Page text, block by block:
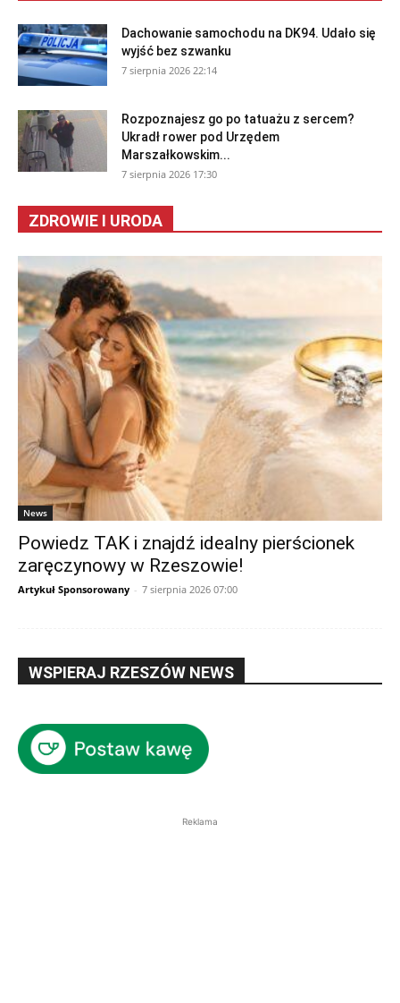
Dachowanie samochodu na DK94. Udało się
wyjść bez szwanku
7 sierpnia 2026 22:14
Rozpoznajesz go po tatuażu z sercem?
Ukradł rower pod Urzędem
Marszałkowskim...
7 sierpnia 2026 17:30
ZDROWIE I URODA
News
Powiedz TAK i znajdź idealny pierścionek
zaręczynowy w Rzeszowie!
Artykuł Sponsorowany - 7 sierpnia 2026 07:00
WSPIERAJ RZESZÓW NEWS
Reklama